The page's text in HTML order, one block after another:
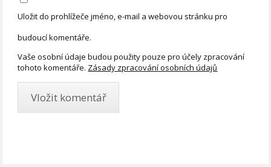
Uložit do prohlížeče jméno, e-mail a webovou stránku pro
budoucí komentáře.
Vaše osobní údaje budou použity pouze pro účely zpracování
tohoto komentáře. Zásady zpracování osobních údajů